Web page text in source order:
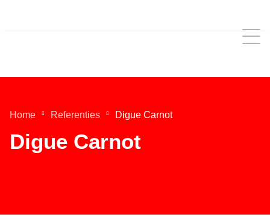
Home Referenties Digue Carnot
Digue Carnot